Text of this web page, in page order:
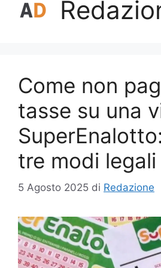
Come non
tasse su una
tre modi legali
5 Agosto 2025 di Redazione